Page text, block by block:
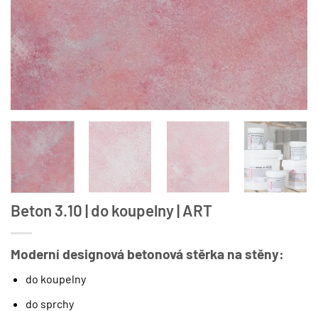
Beton 3.10 | do koupelny | ART
Moderní designová betonová stěrka na stěny:
do koupelny
do sprchy